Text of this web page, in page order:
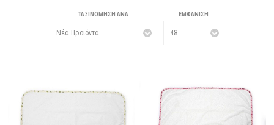
ΤΑΞΙΝΌΜΗΣΗ ΑΝΆ ΕΜΦΆΝΙΣΗ